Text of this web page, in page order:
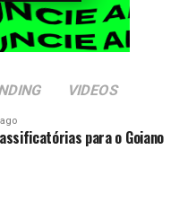
VIDEOS
para o Goiano